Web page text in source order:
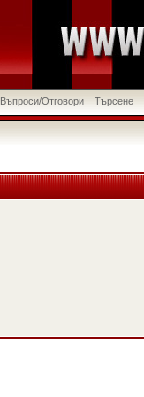
Въпроси/Отговори Търсене